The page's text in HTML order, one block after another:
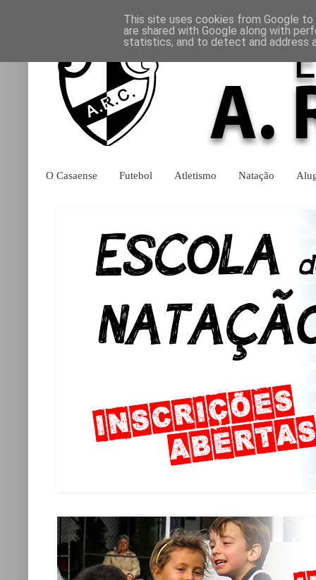
O Casaense Futebol Atletismo Natação
This site uses cookies from Google
are shared with Google along with
statistics, and to detect and address